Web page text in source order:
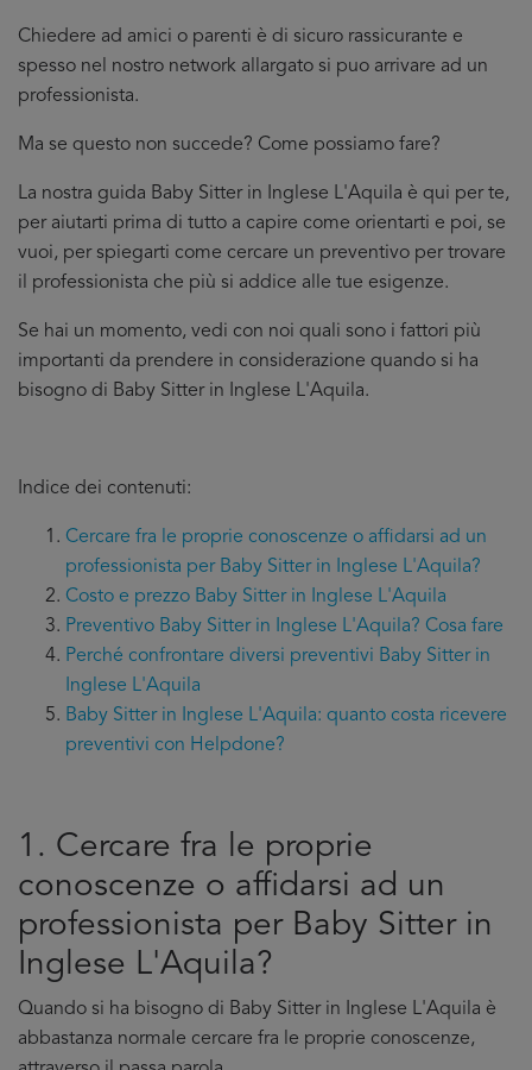
Chiedere ad amici o parenti è di sicuro rassicurante e
spesso nel nostro network allargato si puo arrivare ad un
professionista.
Ma se questo non succede? Come possiamo fare?
La nostra guida Baby Sitter in Inglese L'Aquila è qui per te,
per aiutarti prima di tutto a capire come orientarti e poi, se
vuoi, per spiegarti come cercare un preventivo per trovare
il professionista che più si addice alle tue esigenze.
Se hai un momento, vedi con noi quali sono i fattori più
importanti da prendere in considerazione quando si ha
bisogno di Baby Sitter in Inglese L'Aquila.
Indice dei contenuti:
Cercare fra le proprie conoscenze o affidarsi ad un
professionista per Baby Sitter in Inglese L'Aquila?
Costo e prezzo Baby Sitter in Inglese L'Aquila
Preventivo Baby Sitter in Inglese L'Aquila? Cosa fare
Perché confrontare diversi preventivi Baby Sitter in
Inglese L'Aquila
Baby Sitter in Inglese L'Aquila: quanto costa ricevere
preventivi con Helpdone?
1. Cercare fra le proprie
conoscenze o affidarsi ad un
professionista per Baby Sitter in
Inglese L'Aquila?
Quando si ha bisogno di Baby Sitter in Inglese L'Aquila è
abbastanza normale cercare fra le proprie conoscenze,